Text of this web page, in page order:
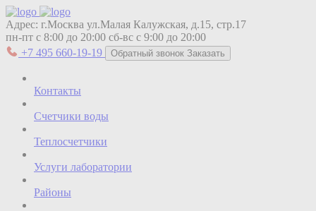
Адрес: г.Москва ул.Малая Калужская, д.15, стр.17
пн-пт с 8:00 до 20:00 сб-вс с 9:00 до 20:00
+7 495 660-19-19
Обратный звонок Заказать
Контакты
Счетчики воды
Теплосчетчики
Услуги лаборатории
Районы